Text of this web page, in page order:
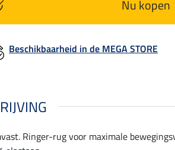
Nu kopen
Beschikbaarheid in de MEGA STORE
Ringer-rug voor maximale